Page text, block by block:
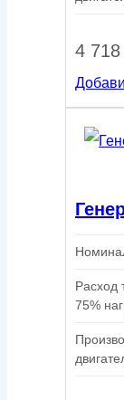
4
Расход
75%